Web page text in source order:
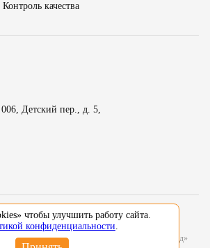
Контроль качества
006, Детский пер., д. 5,
зарегистрированный товарный знак. Все
ООО «Деликатный переезд Северо-Запад»
15
00
00
15
«Оплатить», вы принимаете условия
чтобы улучшить работу сайта.
конфиденциальности.